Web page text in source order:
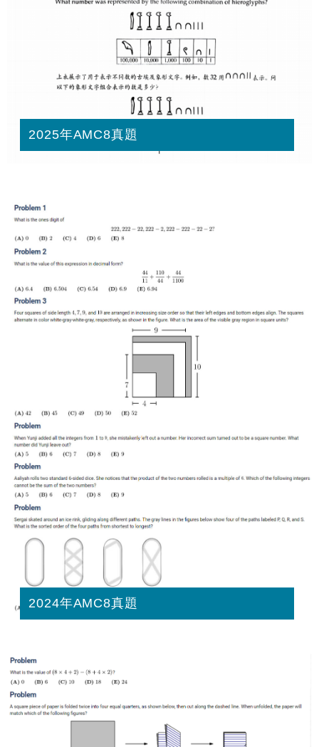
2025年AMC8真題
2024年AMC8真題